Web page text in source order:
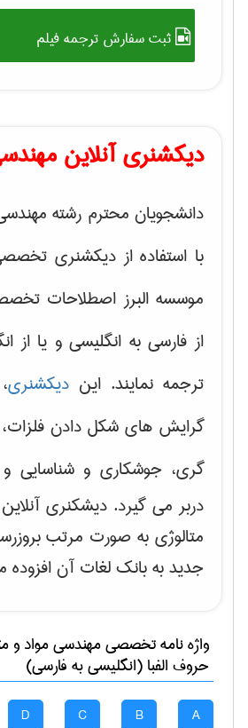
ثبت سفارش ترجمه فیلم
دیکشنری آنلاین
دانشجویان محترم رشته
با استفاده از دیکشنری
موسسه البرز اصطلاحات
از فارسی به انگلیسی و یا از
ترجمه نمایند. این دیکشنری
گرایش های شکل دادن
گری، جوشکاری و شناسایی و
دربر می گیرد. دیشکنری
متالوژی به صورت مرتب
جدید به بانک لغات آن افزوده
واژه نامه تخصصیمهندسی مواد و
حروف الفبا (انگلیسی به فارسی)
A
B
C
D